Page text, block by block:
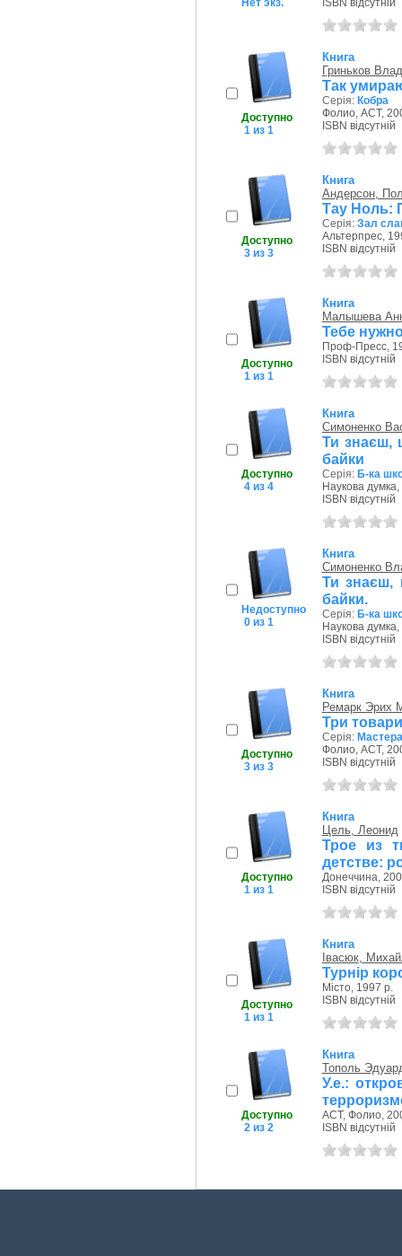
Нет экз. ISBN відсутній
Доступно
1 из 1
Книга
Гриньков
Так
Серія: Кобра
Фолио, АСТ,
ISBN відсутній
Доступно
3 из 3
Книга
Андерсон,
Тау Ноль:
Серія: Зал
Альтерпрес,
ISBN відсутній
Доступно
1 из 1
Книга
Малышева
Тебе
Проф-Пресс,
ISBN відсутній
Доступно
4 из 4
Книга
Симоненко
Ти знаєш,
байки
Серія: Б-ка
Наукова
ISBN відсутній
Недоступно
0 из 1
Книга
Симоненко
Ти знаєш,
байки.
Серія: Б-ка
Наукова
ISBN відсутній
Доступно
3 из 3
Книга
Ремарк Эрих
Три
Серія:
Фолио, АСТ,
ISBN відсутній
Доступно
1 из 1
Книга
Цель, Леонид
Трое из
детстве:
Донеччина,
ISBN відсутній
Доступно
1 из 1
Книга
Івасюк,
Турнір
Місто, 1997 р.
ISBN відсутній
Доступно
2 из 2
Книга
Тополь
У.е.:
АСТ, Фолио,
ISBN відсутній